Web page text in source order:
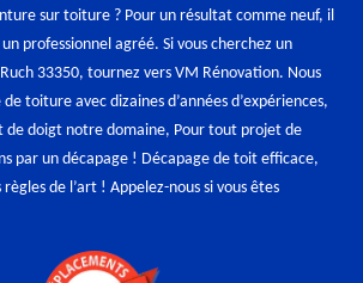
sur toiture ? Pour un résultat comme neuf, il
professionnel agréé. Si vous cherchez un
33350, tournez vers VM Rénovation. Nous
toiture avec dizaines d’années d’expériences,
de doigt notre domaine, Pour tout projet de
par un décapage ! Décapage de toit efficace,
de l’art ! Appelez-nous si vous êtes